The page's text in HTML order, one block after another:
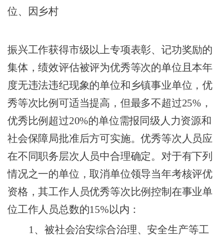
位、因乡村
振兴工作获得市级以上专项表彰、记功奖励的
集体，绩效评估被评为优秀等次的单位且本年
度无违法违纪现象的单位和乡镇事业单位 ，优
秀等次比例可适当提高，但最多不超过25% ，
优秀比例超过20%的单位需报同级人力资源和
社会保障局批准后方可实施。优秀等次人员应
在不同职务层次人员中合理确定。对于有下列
情况之一的单位，取消单位领导当年考核评优
资格，其工作人员优秀等次比例控制在事业单
位工作人员总数的15%以内：
1、被社会治安综合治理、安全生产等工